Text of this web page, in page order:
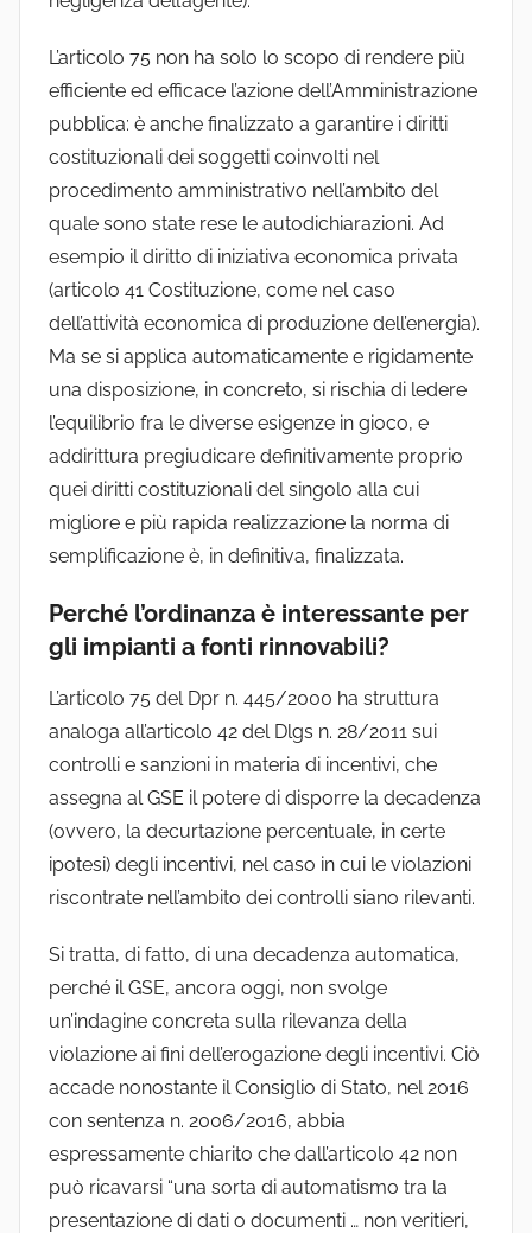
L’articolo 75 non ha solo lo scopo di rendere più
efficiente ed efficace l’azione dell’Amministrazione
pubblica: è anche finalizzato a garantire i diritti
costituzionali dei soggetti coinvolti nel
procedimento amministrativo nell’ambito del
quale sono state rese le autodichiarazioni. Ad
esempio il diritto di iniziativa economica privata
(articolo 41 Costituzione, come nel caso
dell’attività economica di produzione dell’energia).
Ma se si applica automaticamente e rigidamente
una disposizione, in concreto, si rischia di ledere
l’equilibrio fra le diverse esigenze in gioco, e
addirittura pregiudicare definitivamente proprio
quei diritti costituzionali del singolo alla cui
migliore e più rapida realizzazione la norma di
semplificazione è, in definitiva, finalizzata.
Perché l’ordinanza è interessante per
gli impianti a fonti rinnovabili?
L’articolo 75 del Dpr n. 445/2000 ha struttura
analoga all’articolo 42 del Dlgs n. 28/2011 sui
controlli e sanzioni in materia di incentivi, che
assegna al GSE il potere di disporre la decadenza
(ovvero, la decurtazione percentuale, in certe
ipotesi) degli incentivi, nel caso in cui le violazioni
riscontrate nell’ambito dei controlli siano rilevanti.
Si tratta, di fatto, di una decadenza automatica,
perché il GSE, ancora oggi, non svolge
un’indagine concreta sulla rilevanza della
violazione ai fini dell’erogazione degli incentivi. Ciò
accade nonostante il Consiglio di Stato, nel 2016
con sentenza n. 2006/2016, abbia
espressamente chiarito che dall’articolo 42 non
può ricavarsi “una sorta di automatismo tra la
presentazione di dati o documenti … non veritieri,